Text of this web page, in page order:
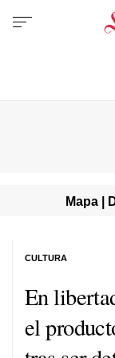
Mapa |
En
el
CULTURA